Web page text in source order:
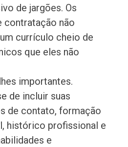
de jargões. Os
contratação não
currículo cheio de
que eles não
importantes.
de incluir suas
de contato, formação
histórico profissional e
e